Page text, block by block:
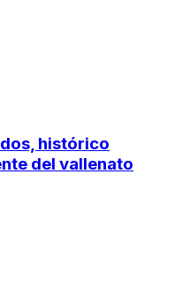
histórico
del vallenato